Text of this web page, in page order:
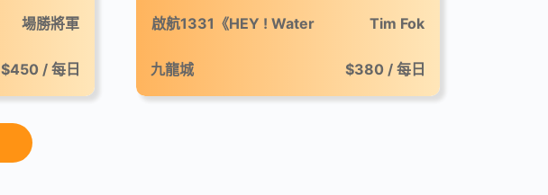
場勝將軍
$450 / 每日
啟航1331《HEY ! Water
Tim Fok
九龍城 $380 / 每日